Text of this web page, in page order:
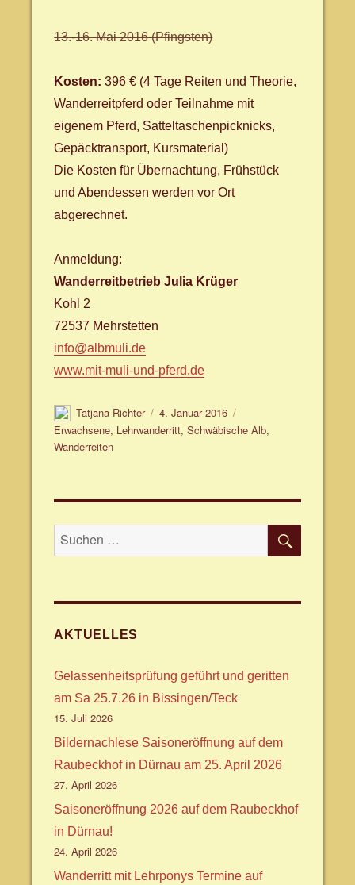
13.-16. Mai 2016 (Pfingsten)
Kosten: 396 € (4 Tage Reiten und Theorie,
Wanderreitpferd oder Teilnahme mit
eigenem Pferd, Satteltaschenpicknicks,
Gepäcktransport, Kursmaterial)
Die Kosten für Übernachtung, Frühstück
und Abendessen werden vor Ort
abgerechnet.
Anmeldung:
Wanderreitbetrieb Julia Krüger
Kohl 2
72537 Mehrstetten
info@albmuli.de
www.mit-muli-und-pferd.de
Autor
Tatjana Richter
Veröffentlicht
am
4. Januar 2016
Erwachsene, Lehrwanderritt,Schwäbische Alb,
Wanderreiten
Suche
nach:
AKTUELLES
Gelassenheitsprüfung geführt und geritten
am Sa 25.7.26 in Bissingen/Teck
15. Juli 2026
Bildernachlese Saisoneröffnung auf dem
Raubeckhof in Dürnau am 25. April 2026
27. April 2026
Saisoneröffnung 2026 auf dem Raubeckhof
in Dürnau!
24. April 2026
Wanderritt mit Lehrponys Termine auf